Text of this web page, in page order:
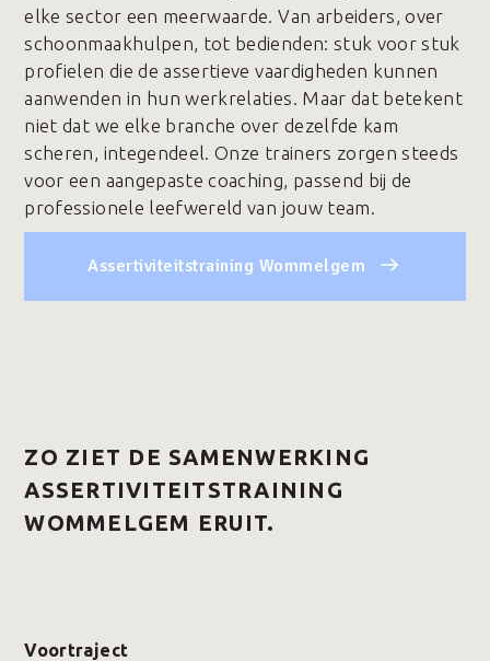
elke sector een meerwaarde. Van arbeiders, over
schoonmaakhulpen, tot bedienden: stuk voor stuk
profielen die de assertieve vaardigheden kunnen
aanwenden in hun werkrelaties. Maar dat betekent
niet dat we elke branche over dezelfde kam
scheren, integendeel. Onze trainers zorgen steeds
voor een aangepaste coaching, passend bij de
professionele leefwereld van jouw team.
Assertiviteitstraining Wommelgem
ZO ZIET DE SAMENWERKING
ASSERTIVITEITSTRAINING
WOMMELGEM ERUIT.
Voortraject